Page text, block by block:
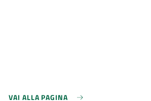
VAI ALLA PAGINA